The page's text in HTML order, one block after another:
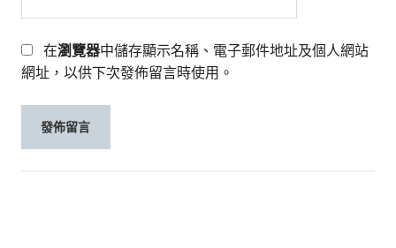
在瀏覽器中儲存顯示名稱、電子郵件地址及個人網站
網址，以供下次發佈留言時使用。